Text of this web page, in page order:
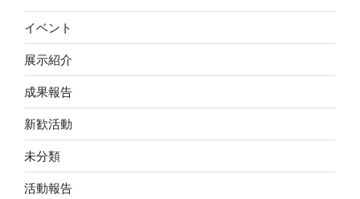
イベント
展示紹介
成果報告
新歓活動
未分類
活動報告